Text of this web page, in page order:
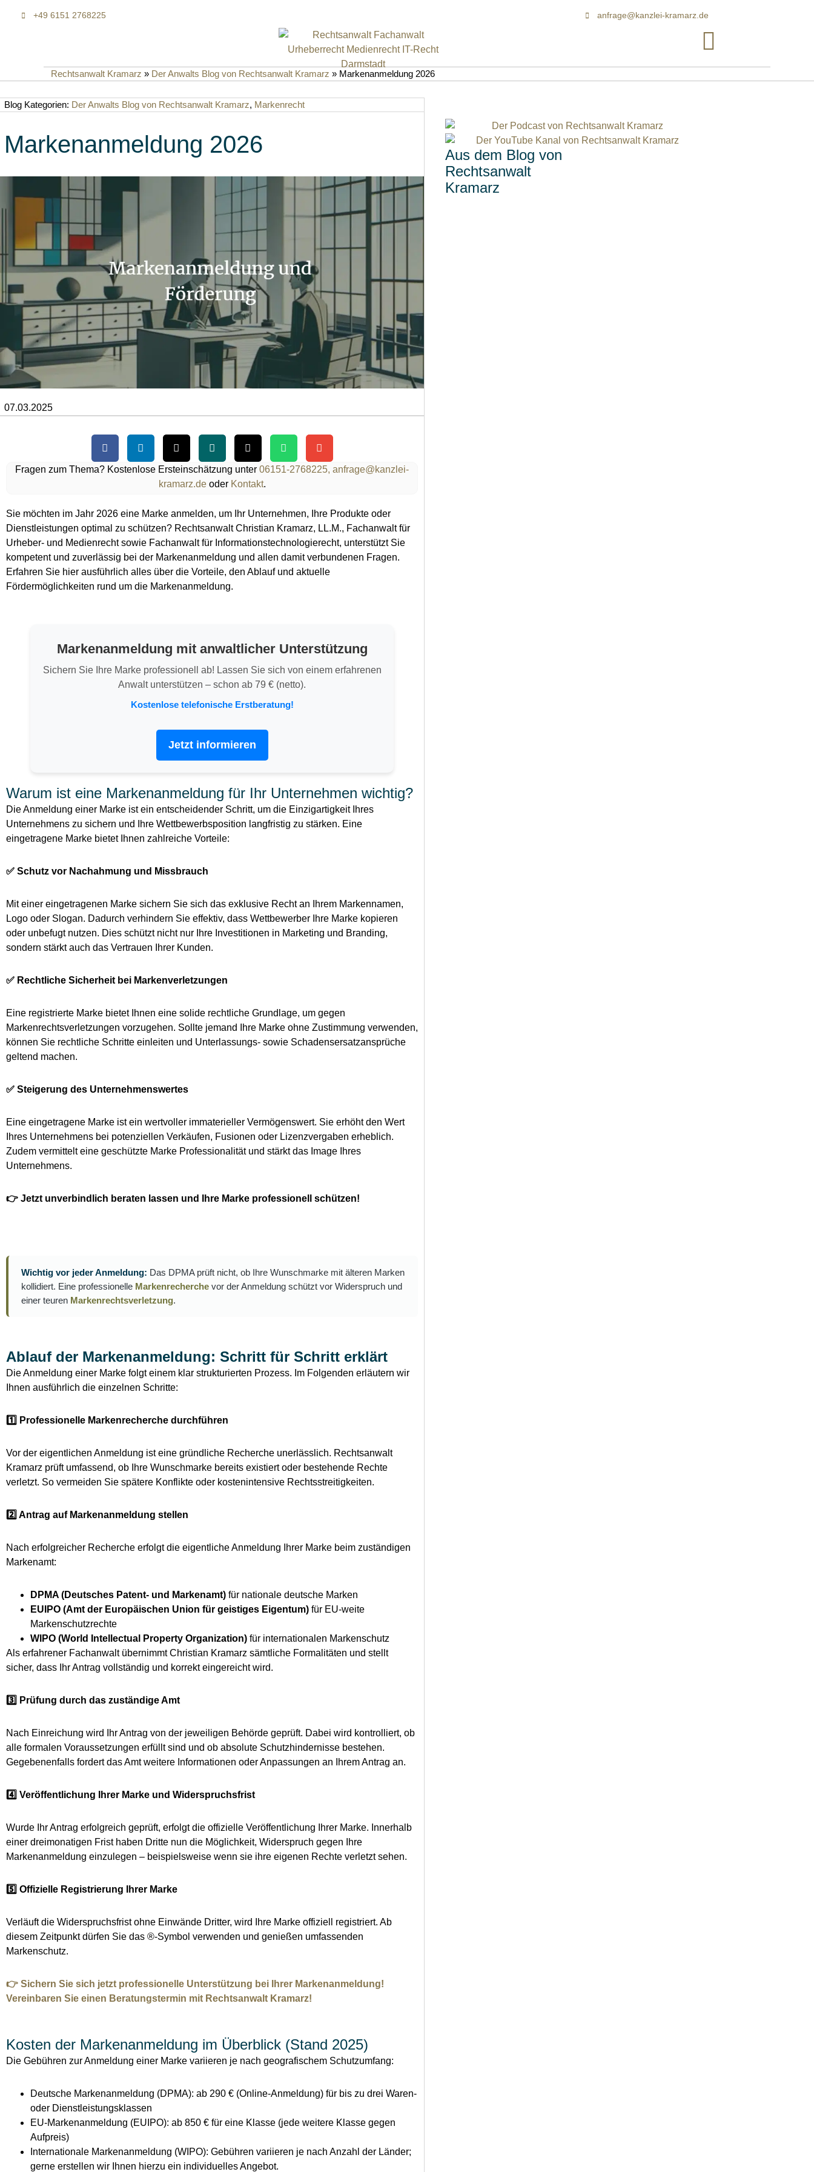
+49 6151 2768225 anfrage@kanzlei-kramarz.de
Rechtsanwalt Kramarz » Der Anwalts Blog von Rechtsanwalt Kramarz » Markenanmeldung 2026
Blog Kategorien: Der Anwalts Blog von Rechtsanwalt Kramarz, Markenrecht
Markenanmeldung 2026
07.03.2025
Fragen zum Thema? Kostenlose Ersteinschätzung unter 06151-2768225, anfrage@kanzlei-
kramarz.deoder Kontakt.
Sie möchten im Jahr 2026 eine Marke anmelden, um Ihr Unternehmen, Ihre Produkte oder
Dienstleistungen optimal zu schützen? Rechtsanwalt Christian Kramarz, LL.M., Fachanwalt für
Urheber- und Medienrecht sowie Fachanwalt für Informationstechnologierecht, unterstützt Sie
kompetent und zuverlässig bei der Markenanmeldung und allen damit verbundenen Fragen.
Erfahren Sie hier ausführlich alles über die Vorteile, den Ablauf und aktuelle
Fördermöglichkeiten rund um die Markenanmeldung.
Markenanmeldung mit anwaltlicher Unterstützung
Sichern Sie Ihre Marke professionell ab! Lassen Sie sich von einem erfahrenen
Anwalt unterstützen – schon ab 79 € (netto).
Kostenlose telefonische Erstberatung!
Jetzt informieren
Warum ist eine Markenanmeldung für Ihr Unternehmen wichtig?
Die Anmeldung einer Marke ist ein entscheidender Schritt, um die Einzigartigkeit Ihres
Unternehmens zu sichern und Ihre Wettbewerbsposition langfristig zu stärken. Eine
eingetragene Marke bietet Ihnen zahlreiche Vorteile:
✅ Schutz vor Nachahmung und Missbrauch
Mit einer eingetragenen Marke sichern Sie sich das exklusive Recht an Ihrem Markennamen,
Logo oder Slogan. Dadurch verhindern Sie effektiv, dass Wettbewerber Ihre Marke kopieren
oder unbefugt nutzen. Dies schützt nicht nur Ihre Investitionen in Marketing und Branding,
sondern stärkt auch das Vertrauen Ihrer Kunden.
✅ Rechtliche Sicherheit bei Markenverletzungen
Eine registrierte Marke bietet Ihnen eine solide rechtliche Grundlage, um gegen
Markenrechtsverletzungen vorzugehen. Sollte jemand Ihre Marke ohne Zustimmung verwenden,
können Sie rechtliche Schritte einleiten und Unterlassungs- sowie Schadensersatzansprüche
geltend machen.
✅ Steigerung des Unternehmenswertes
Eine eingetragene Marke ist ein wertvoller immaterieller Vermögenswert. Sie erhöht den Wert
Ihres Unternehmens bei potenziellen Verkäufen, Fusionen oder Lizenzvergaben erheblich.
Zudem vermittelt eine geschützte Marke Professionalität und stärkt das Image Ihres
Unternehmens.
👉 Jetzt unverbindlich beraten lassen und Ihre Marke professionell schützen!
Wichtig vor jeder Anmeldung: Das DPMA prüft nicht, ob Ihre Wunschmarke mit älteren Marken
kollidiert. Eine professionelle Markenrecherchevor der Anmeldung schützt vor Widerspruch und
einer teuren Markenrechtsverletzung.
Ablauf der Markenanmeldung: Schritt für Schritt erklärt
Die Anmeldung einer Marke folgt einem klar strukturierten Prozess. Im Folgenden erläutern wir
Ihnen ausführlich die einzelnen Schritte:
1️ ⃣ Professionelle Markenrecherche durchführen
Vor der eigentlichen Anmeldung ist eine gründliche Recherche unerlässlich. Rechtsanwalt
Kramarz prüft umfassend, ob Ihre Wunschmarke bereits existiert oder bestehende Rechte
verletzt. So vermeiden Sie spätere Konflikte oder kostenintensive Rechtsstreitigkeiten.
2️ ⃣ Antrag auf Markenanmeldung stellen
Nach erfolgreicher Recherche erfolgt die eigentliche Anmeldung Ihrer Marke beim zuständigen
Markenamt:
DPMA (Deutsches Patent- und Markenamt) für nationale deutsche Marken
EUIPO (Amt der Europäischen Union für geistiges Eigentum) für EU-weite
Markenschutzrechte
WIPO (World Intellectual Property Organization) für internationalen Markenschutz
Als erfahrener Fachanwalt übernimmt Christian Kramarz sämtliche Formalitäten und stellt
sicher, dass Ihr Antrag vollständig und korrekt eingereicht wird.
3️ ⃣ Prüfung durch das zuständige Amt
Nach Einreichung wird Ihr Antrag von der jeweiligen Behörde geprüft. Dabei wird kontrolliert, ob
alle formalen Voraussetzungen erfüllt sind und ob absolute Schutzhindernisse bestehen.
Gegebenenfalls fordert das Amt weitere Informationen oder Anpassungen an Ihrem Antrag an.
4️ ⃣ Veröffentlichung Ihrer Marke und Widerspruchsfrist
Wurde Ihr Antrag erfolgreich geprüft, erfolgt die offizielle Veröffentlichung Ihrer Marke. Innerhalb
einer dreimonatigen Frist haben Dritte nun die Möglichkeit, Widerspruch gegen Ihre
Markenanmeldung einzulegen – beispielsweise wenn sie ihre eigenen Rechte verletzt sehen.
5️ ⃣ Offizielle Registrierung Ihrer Marke
Verläuft die Widerspruchsfrist ohne Einwände Dritter, wird Ihre Marke offiziell registriert. Ab
diesem Zeitpunkt dürfen Sie das ®-Symbol verwenden und genießen umfassenden
Markenschutz.
👉 Sichern Sie sich jetzt professionelle Unterstützung bei Ihrer Markenanmeldung!
Vereinbaren Sie einen Beratungstermin mit Rechtsanwalt Kramarz!
Kosten der Markenanmeldung im Überblick (Stand 2025)
Die Gebühren zur Anmeldung einer Marke variieren je nach geografischem Schutzumfang:
Deutsche Markenanmeldung (DPMA): ab 290 € (Online-Anmeldung) für bis zu drei Waren-
oder Dienstleistungsklassen
EU-Markenanmeldung (EUIPO): ab 850 € für eine Klasse (jede weitere Klasse gegen
Aufpreis)
Internationale Markenanmeldung (WIPO): Gebühren variieren je nach Anzahl der Länder;
gerne erstellen wir Ihnen hierzu ein individuelles Angebot.
Aus dem Blog von
Rechtsanwalt
Kramarz